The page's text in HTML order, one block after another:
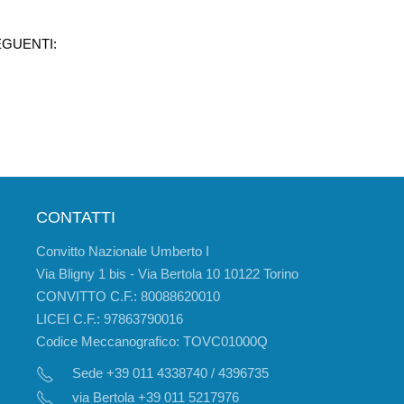
CONTATTI
Convitto Nazionale Umberto I
Via Bligny 1 bis - Via Bertola 10 10122 Torino
CONVITTO C.F.: 80088620010
LICEI C.F.: 97863790016
Codice Meccanografico: TOVC01000Q
Sede +39 011 4338740 / 4396735
via Bertola +39 011 5217976